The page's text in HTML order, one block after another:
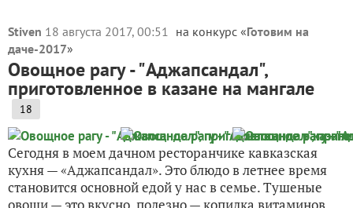
Stiven 18 августа 2017, 00:51 на конкурс «Готовим на
даче-2017»
Овощное рагу - "Аджапсандал",
приготовленное в казане на мангале
18
Сегодня в моем дачном ресторанчике кавказская
кухня — «Аджапсандал». Это блюдо в летнее время
становится основной едой у нас в семье. Тушеные